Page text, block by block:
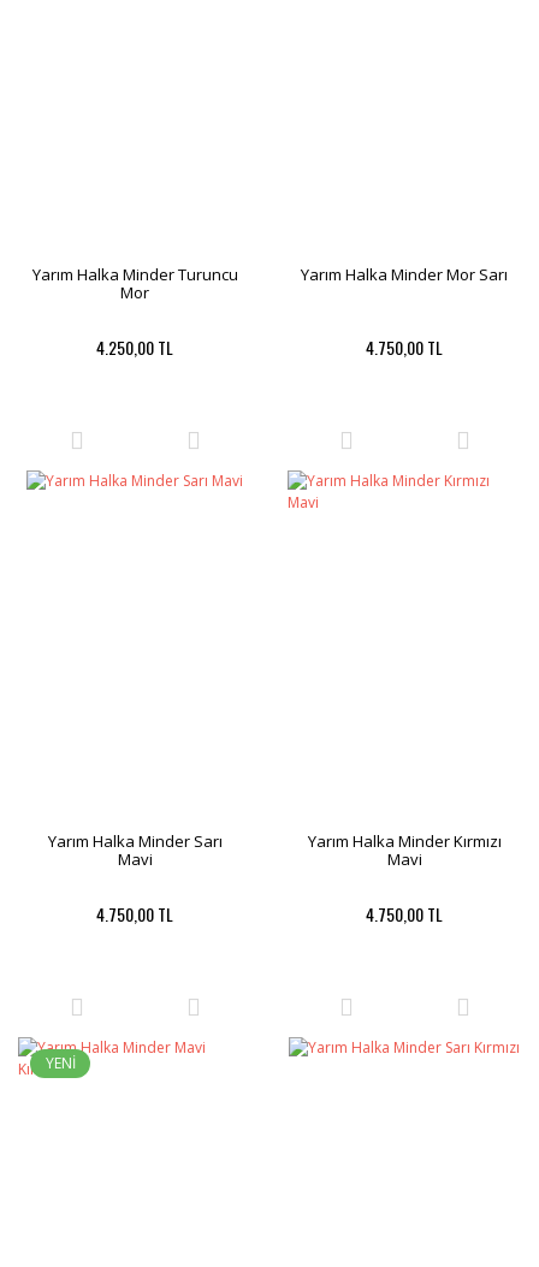
Yarım Halka Minder Turuncu
Mor
4.250,00 TL
Yarım Halka Minder Mor Sarı
4.750,00 TL
Yarım Halka Minder Sarı
Mavi
4.750,00 TL
Yarım Halka Minder Kırmızı
Mavi
4.750,00 TL
YENİ